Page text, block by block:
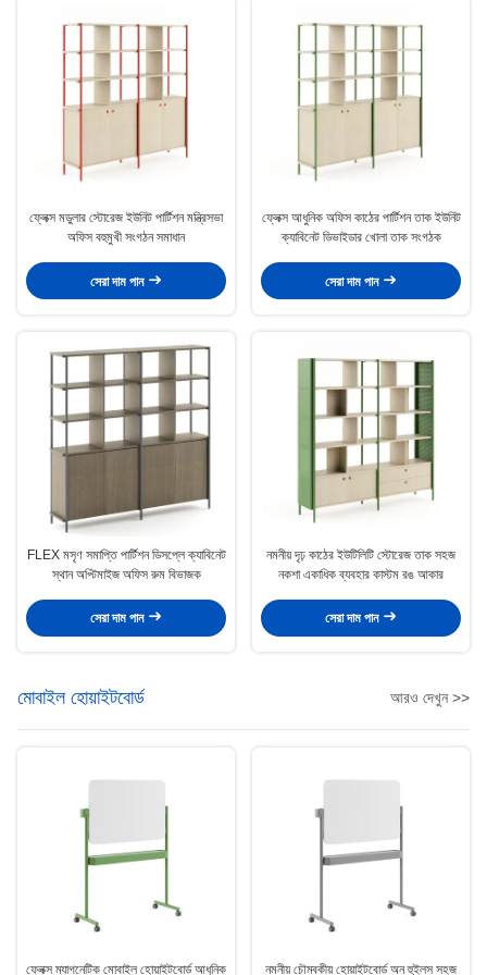
ফ্লেক্স মডুলার স্টোরেজ ইউনিট পার্টিশন মন্ত্রিসভা
অফিস বহুমুখী সংগঠন সমাধান
সেরা দাম পান
ফ্লেক্স আধুনিক অফিস কাঠের পার্টিশন তাক ইউনিট
ক্যাবিনেট ডিভাইডার খোলা তাক সংগঠক
সেরা দাম পান
FLEX মসৃণ সমাপ্তি পার্টিশন ডিসপ্লে ক্যাবিনেট
স্থান অপ্টিমাইজ অফিস রুম বিভাজক
সেরা দাম পান
নমনীয় দৃঢ় কাঠের ইউটিলিটি স্টোরেজ তাক সহজ
নকশা একাধিক ব্যবহার কাস্টম রঙ আকার
সেরা দাম পান
মোবাইল হোয়াইটবোর্ড আরও দেখুন >>
ফ্লেক্স ম্যাগনেটিক মোবাইল হোয়াইটবোর্ড আধুনিক নমনীয় চৌম্বকীয় হোয়াইটবোর্ড অন হুইলস সহজ